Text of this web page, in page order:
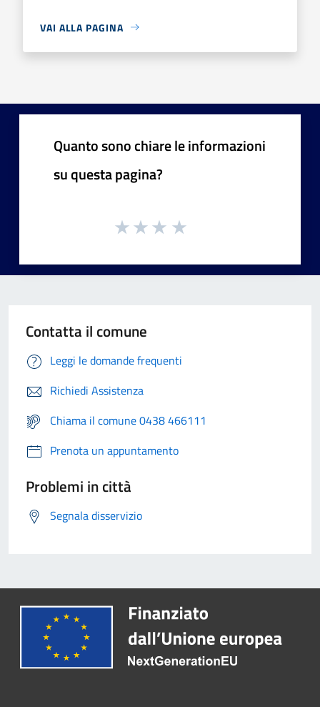
VAI ALLA PAGINA
Quanto sono chiare le informazioni
su questa pagina?
Contatta il comune
Leggi le domande frequenti
Richiedi Assistenza
Chiama il comune 0438 466111
Prenota un appuntamento
Problemi in città
Segnala disservizio